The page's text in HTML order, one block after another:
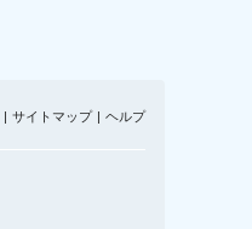
サイトマップ ヘルプ